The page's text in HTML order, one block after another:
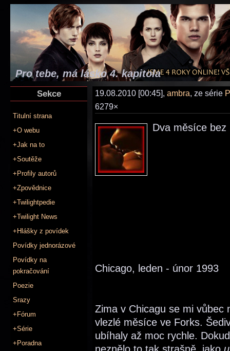
Pro tebe, má lásko 4. kapitola
Sekce
Titulní strana
+O webu
+Jak na to
+Soutěže
+Profily autorů
+Zpovědnice
+Twilightpedie
+Twilight News
+Hlášky z povídek
Povídky jednorázové
Povídky na
pokračování
Poezie
Srazy
+Fórum
+Série
+Poradna
19.08.2010 [00:45], ambra, ze série
6279×
Dva měsíce
Chicago, leden - únor 1993
Zima v Chicagu se mi vůbec
vlezlé měsíce ve Forks.
ubíhaly až moc rychle.